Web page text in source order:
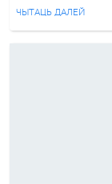
России. Но его
годы советской
ЧЫТАЦЬ ДАЛЕЙ